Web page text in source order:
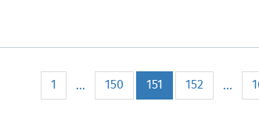
1 ... 150 151 152 ...